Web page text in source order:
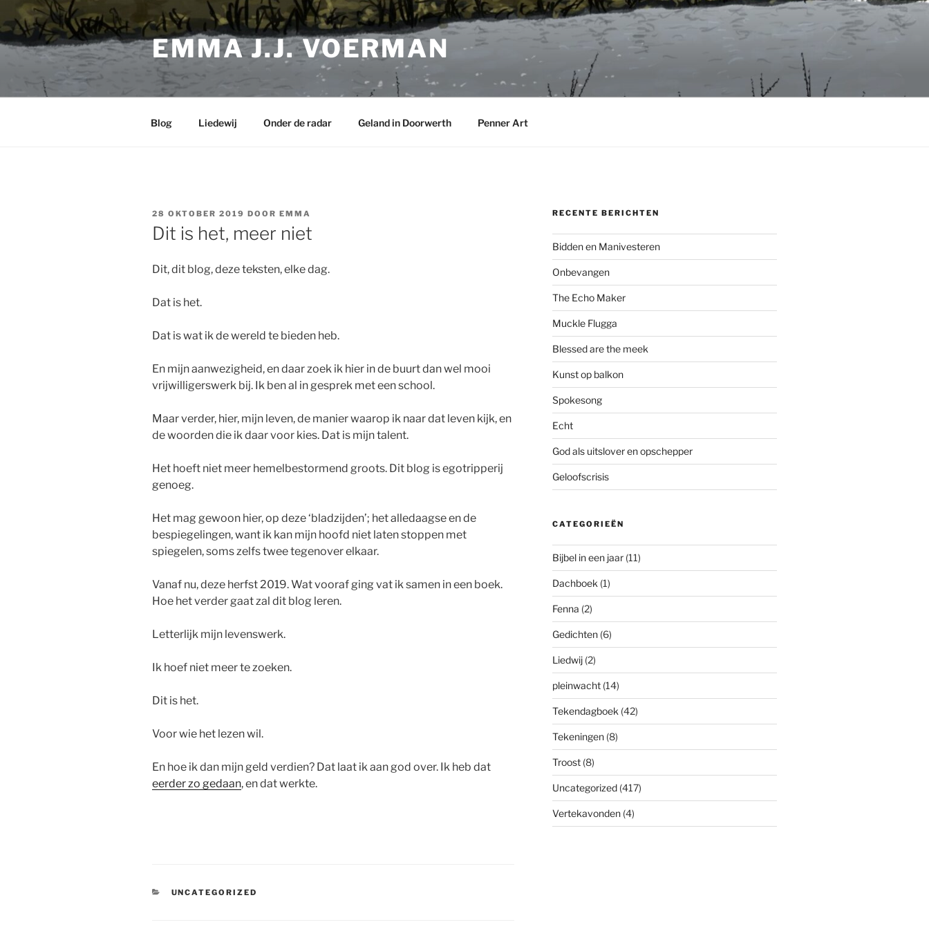
naar
de
EMMA J.J. VOERMAN
Blog Liedewij Onder de radar Geland in Doorwerth Penner Art
GEPLAATST
OP
28 OKTOBER 2019 DOOR EMMA
Dit is het, meer niet
Dit, dit blog, deze teksten, elke dag.
Dat is het.
Dat is wat ik de wereld te bieden heb.
En mijn aanwezigheid, en daar zoek ik hier in de buurt dan wel mooi
vrijwilligerswerk bij. Ik ben al in gesprek met een school.
Maar verder, hier, mijn leven, de manier waarop ik naar dat leven kijk, en
de woorden die ik daar voor kies. Dat is mijn talent.
Het hoeft niet meer hemelbestormend groots. Dit blog is egotripperij
genoeg.
Het mag gewoon hier, op deze ‘bladzijden’; het alledaagse en de
bespiegelingen, want ik kan mijn hoofd niet laten stoppen met
spiegelen, soms zelfs twee tegenover elkaar.
Vanaf nu, deze herfst 2019. Wat vooraf ging vat ik samen in een boek.
Hoe het verder gaat zal dit blog leren.
Letterlijk mijn levenswerk.
Ik hoef niet meer te zoeken.
Dit is het.
Voor wie het lezen wil.
En hoe ik dan mijn geld verdien? Dat laat ik aan god over. Ik heb dat
eerder zo gedaan, en dat werkte.
CATEGORIEËN
UNCATEGORIZED
RECENTE BERICHTEN
Bidden en Manivesteren
Onbevangen
The Echo Maker
Muckle Flugga
Blessed are the meek
Kunst op balkon
Spokesong
Echt
God als uitslover en opschepper
Geloofscrisis
CATEGORIEËN
Bijbel in een jaar(11)
Dachboek (1)
Fenna (2)
Gedichten(6)
Liedwij(2)
pleinwacht(14)
Tekendagboek (42)
Tekeningen(8)
Troost(8)
Uncategorized(417)
Vertekavonden(4)